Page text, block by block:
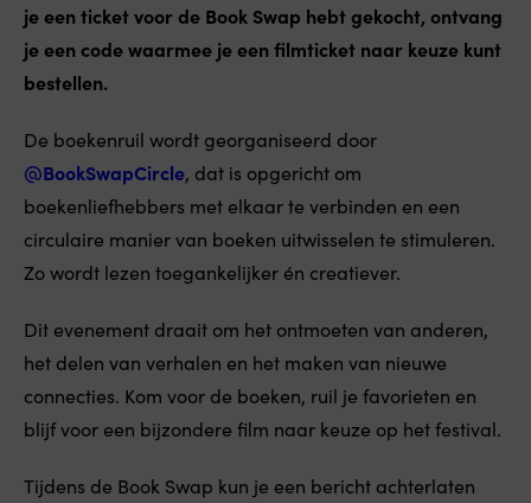
je een ticket voor de Book Swap hebt gekocht, ontvang
je een code waarmee je een filmticket naar keuze kunt
bestellen.
De boekenruil wordt georganiseerd door
@BookSwapCircle, dat is opgericht om
boekenliefhebbers met elkaar te verbinden en een
circulaire manier van boeken uitwisselen te stimuleren.
Zo wordt lezen toegankelijker én creatiever.
Dit evenement draait om het ontmoeten van anderen,
het delen van verhalen en het maken van nieuwe
connecties. Kom voor de boeken, ruil je favorieten en
blijf voor een bijzondere film naar keuze op het festival.
Tijdens de Book Swap kun je een bericht achterlaten